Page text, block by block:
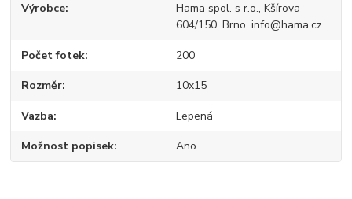
Výrobce
Hama spol. s r.o., Kšírova
604/150, Brno, info@hama.cz
Počet fotek 200
Rozměr 10x15
Vazba Lepená
Možnost popisek Ano